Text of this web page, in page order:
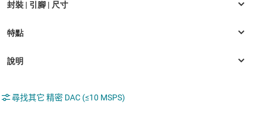
尋找其它 精密 DAC (≤10 MSPS)